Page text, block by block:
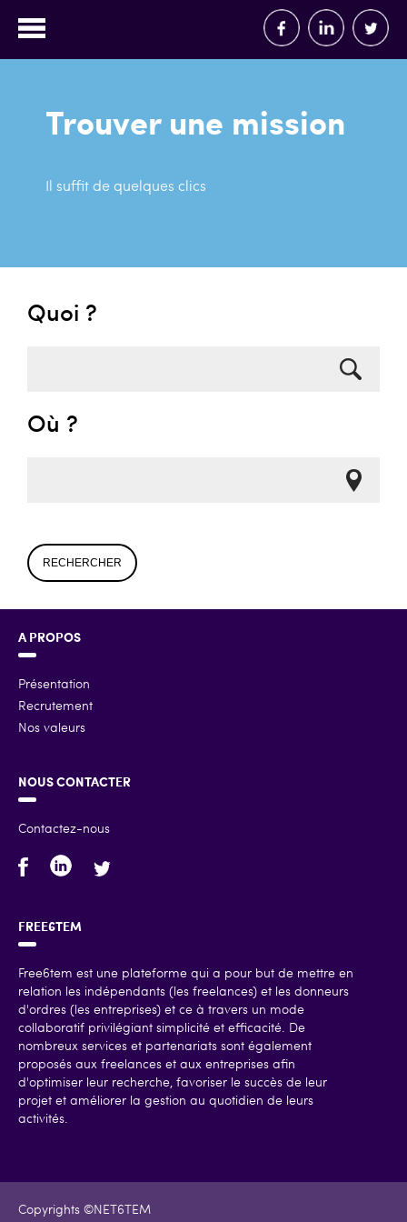
Trouver une mission
Il suffit de quelques clics
Quoi ?
Où ?
RECHERCHER
A PROPOS
Présentation
Recrutement
Nos valeurs
NOUS CONTACTER
Contactez-nous
FREE6TEM
Free6tem est une plateforme qui a pour but de mettre en
relation les indépendants (les freelances) et les donneurs
d'ordres (les entreprises) et ce à travers un mode
collaboratif privilégiant simplicité et efficacité. De
nombreux services et partenariats sont également
proposés aux freelances et aux entreprises afin
d'optimiser leur recherche, favoriser le succès de leur
projet et améliorer la gestion au quotidien de leurs
activités.
Copyrights ©NET6TEM